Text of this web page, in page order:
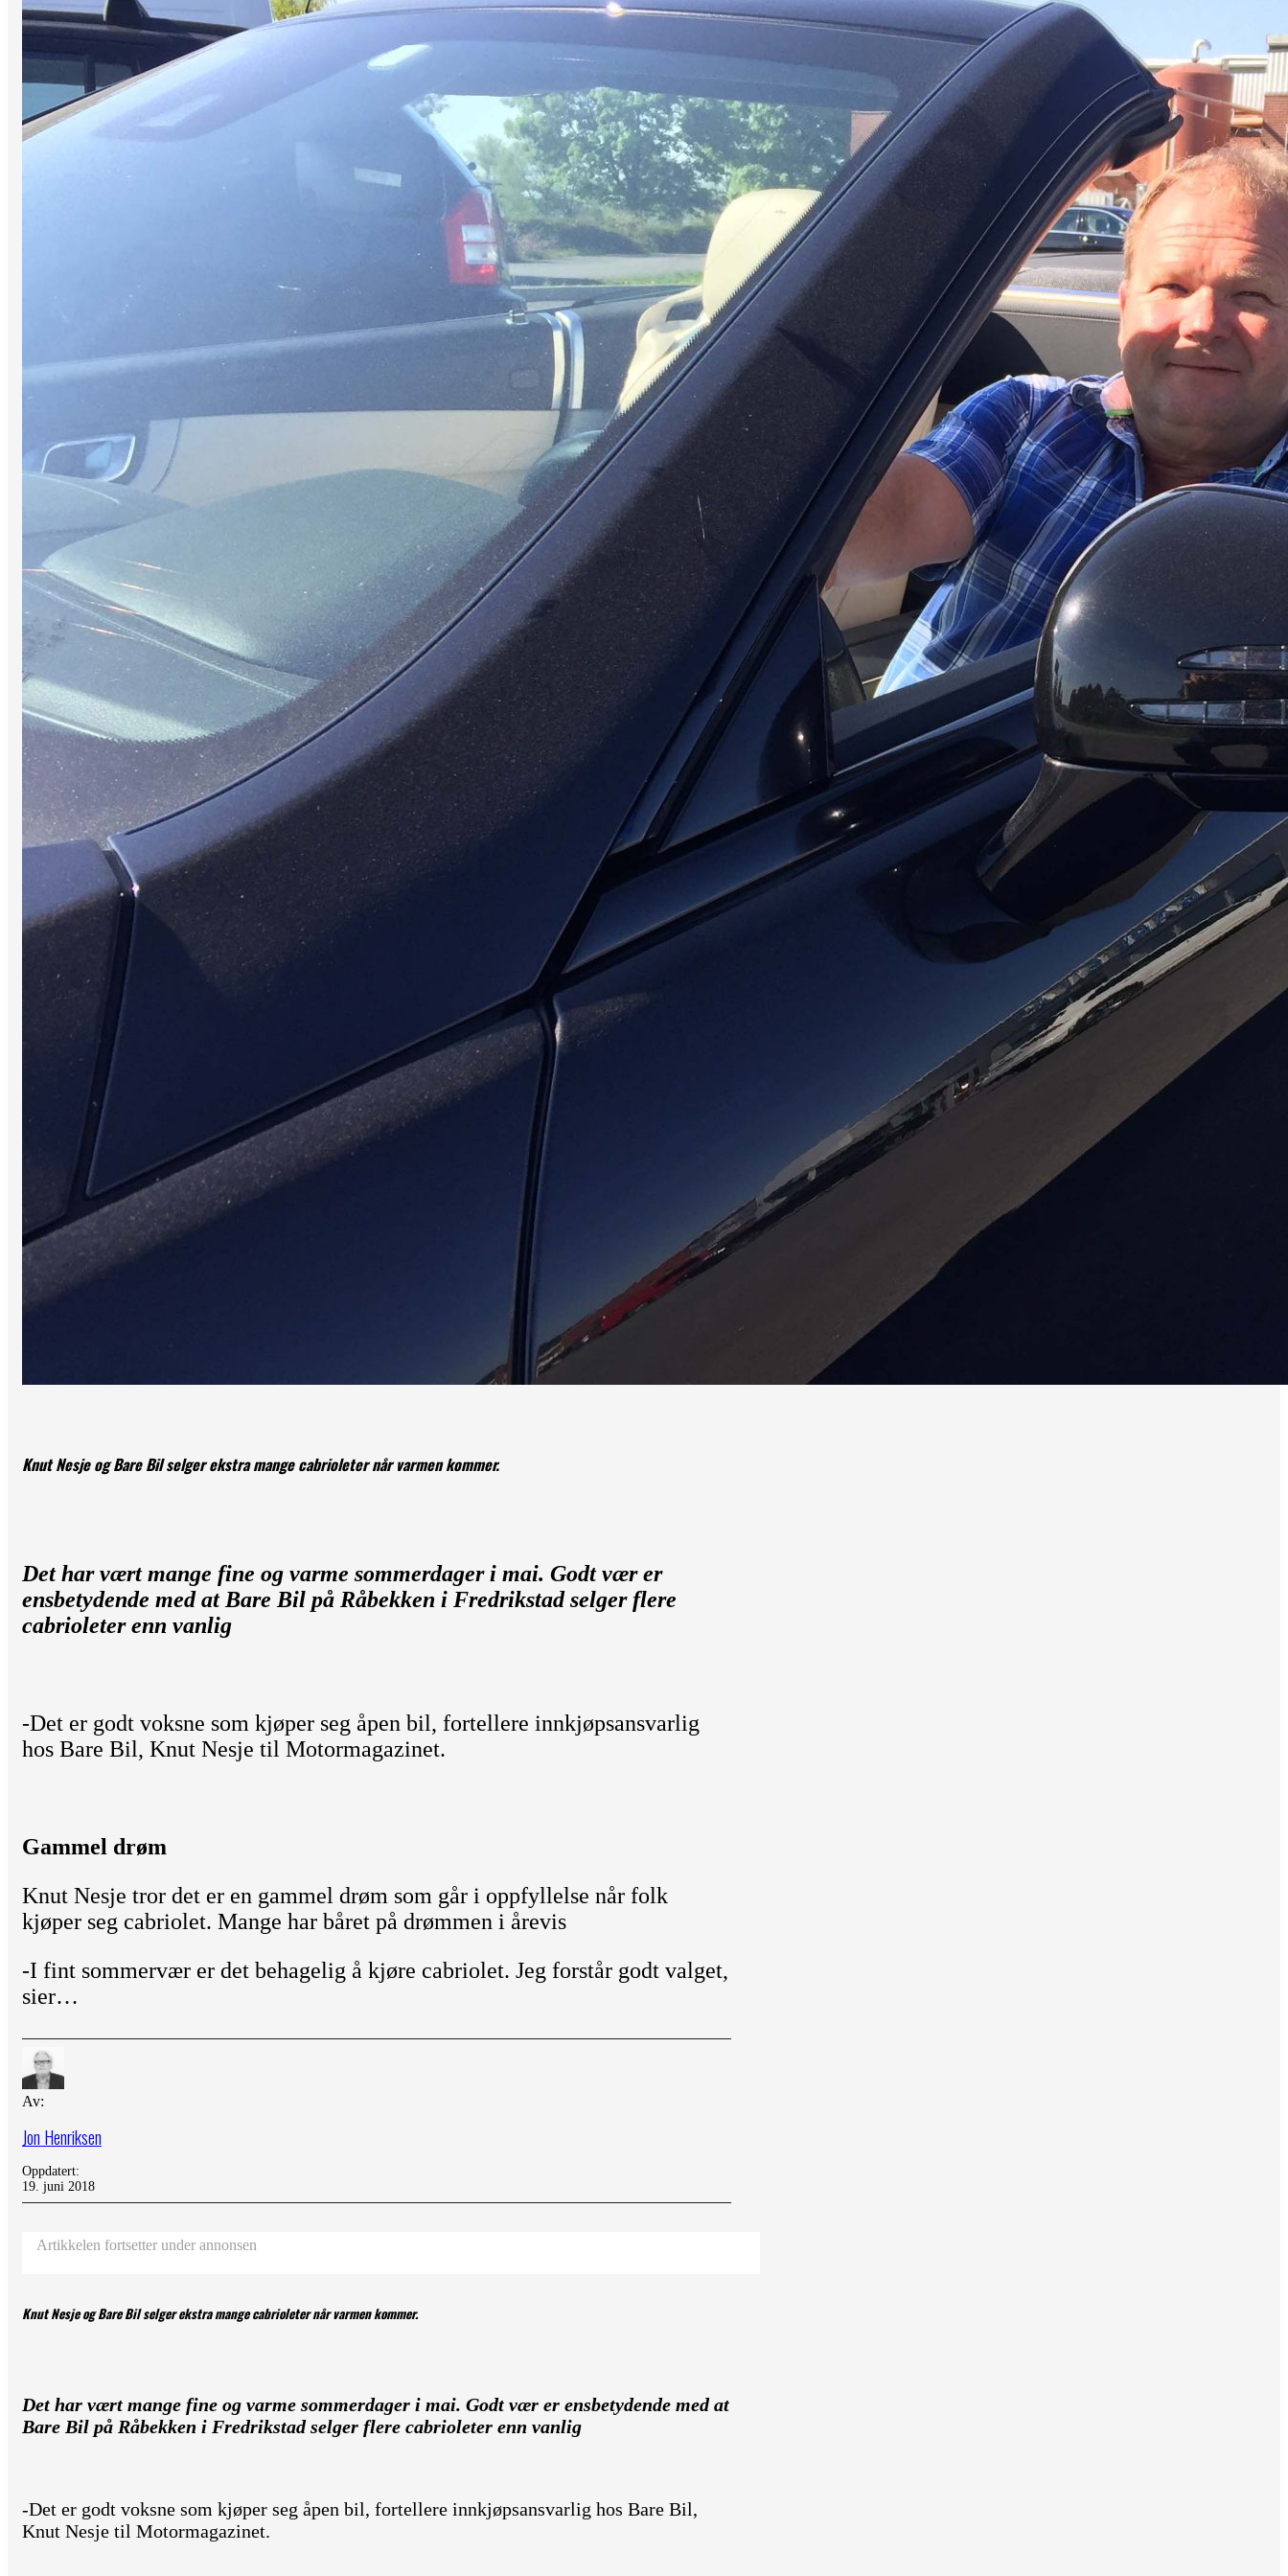
Knut Nesje og Bare Bil selger ekstra mange cabrioleter når varmen kommer.
Det har vært mange fine og varme sommerdager i mai. Godt vær er
ensbetydende med at Bare Bil på Råbekken i Fredrikstad selger flere
cabrioleter enn vanlig
-Det er godt voksne som kjøper seg åpen bil, fortellere innkjøpsansvarlig
hos Bare Bil, Knut Nesje til Motormagazinet.
Gammel drøm
Knut Nesje tror det er en gammel drøm som går i oppfyllelse når folk
kjøper seg cabriolet. Mange har båret på drømmen i årevis
-I fint sommervær er det behagelig å kjøre cabriolet. Jeg forstår godt valget,
sier…
Av:
Jon Henriksen
Oppdatert:
19. juni 2018
Artikkelen fortsetter under annonsen
Knut Nesje og Bare Bil selger ekstra mange cabrioleter når varmen kommer.
Det har vært mange fine og varme sommerdager i mai. Godt vær er ensbetydende med at
Bare Bil på Råbekken i Fredrikstad selger flere cabrioleter enn vanlig
-Det er godt voksne som kjøper seg åpen bil, fortellere innkjøpsansvarlig hos Bare Bil,
Knut Nesje til Motormagazinet.